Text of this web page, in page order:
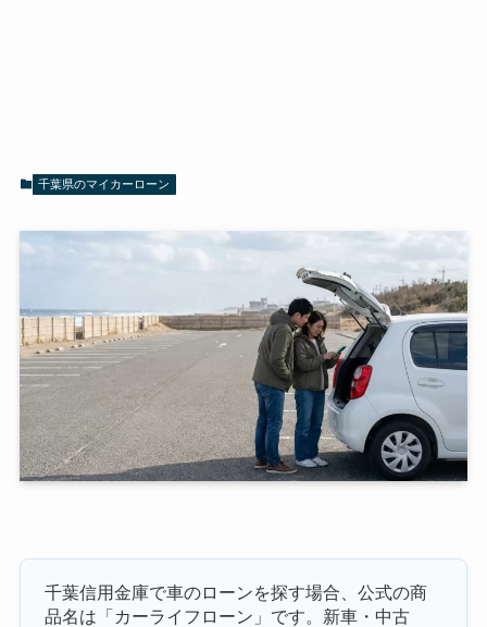
千葉県のマイカーローン
千葉信用金庫で車のローンを探す場合、公式の商
品名は「カーライフローン」です。新車・中古